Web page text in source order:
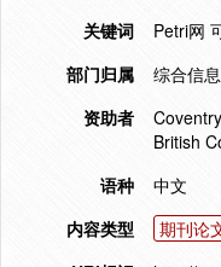
关键词
Petri网
部门归属
综合信
资助者
British
语种
中文
内容类型
期刊论